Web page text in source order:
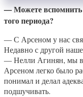
— Можете вспомнить
того периода?
— С Арсеном у нас
Недавно с другой
— Нелли Агинян, мы
Арсеном легко было
понимал и делал
подшучивать.